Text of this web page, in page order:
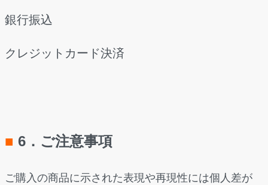
銀行振込
クレジットカード決済
■ 6．ご注意事項
ご購入の商品に示された表現や再現性には個人差が